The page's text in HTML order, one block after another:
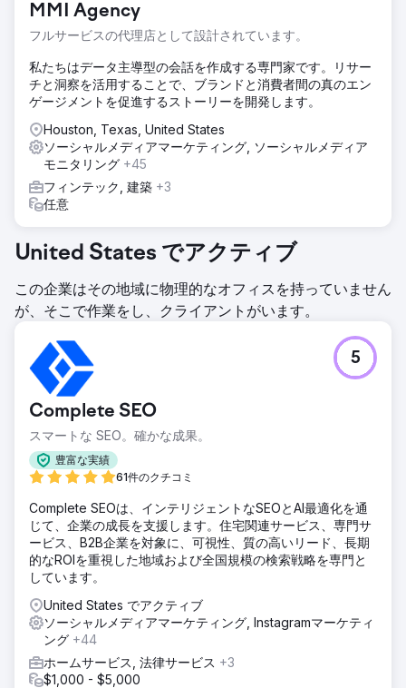
MMI Agency
フルサービスの代理店として設計されています。
私たちはデータ主導型の会話を作成する専門家です。リサー
チと洞察を活用することで、ブランドと消費者間の真のエン
ゲージメントを促進するストーリーを開発します。
Houston, Texas, United States
ソーシャルメディアマーケティング, ソーシャルメディア
モニタリング +45
フィンテック, 建築 +3
任意
United States でアクティブ
この企業はその地域に物理的なオフィスを持っていません
が、そこで作業をし、クライアントがいます。
Complete SEO
スマートな SEO。確かな成果。
豊富な実績
61件のクチコミ
5
Complete SEOは、インテリジェントなSEOとAI最適化を通
じて、企業の成長を支援します。住宅関連サービス、専門サ
ービス、B2B企業を対象に、可視性、質の高いリード、長期
的なROIを重視した地域および全国規模の検索戦略を専門と
しています。
United States でアクティブ
ソーシャルメディアマーケティング, Instagramマーケティ
ング +44
ホームサービス, 法律サービス +3
$1,000 - $5,000